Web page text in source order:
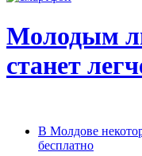
Молодым
станет
В Молдове
бесплатно